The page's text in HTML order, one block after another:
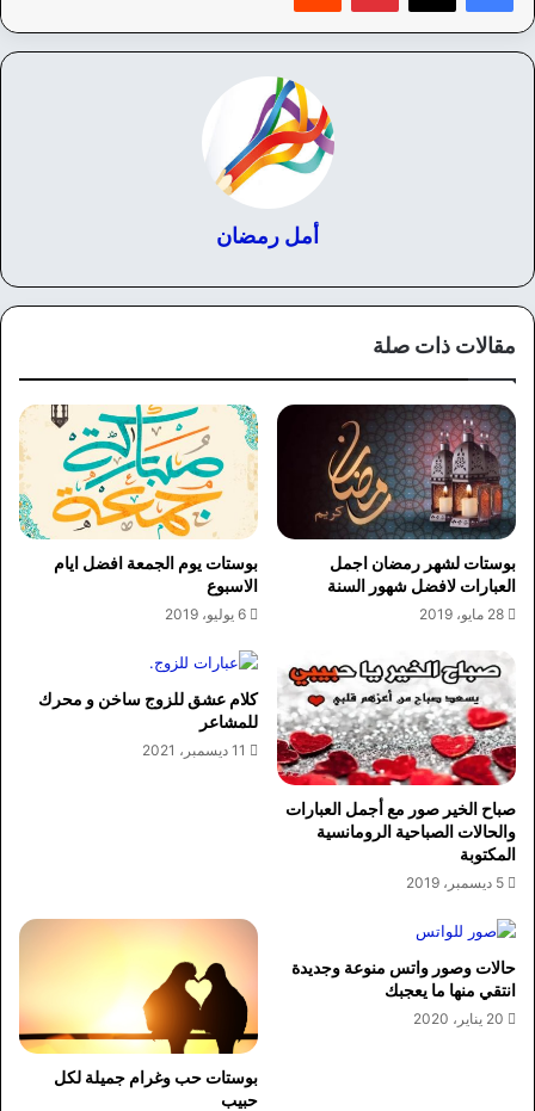
أمل رمضان
مقالات ذات صلة
بوستات لشهر رمضان اجمل
العبارات لافضل شهور السنة
28 مايو، 2019
بوستات يوم الجمعة افضل ايام
الاسبوع
6 يوليو، 2019
صباح الخير صور مع أجمل العبارات
والحالات الصباحية الرومانسية
المكتوبة
5 ديسمبر، 2019
كلام عشق للزوج ساخن و محرك
للمشاعر
11 ديسمبر، 2021
حالات وصور واتس منوعة وجديدة
انتقي منها ما يعجبك
20 يناير، 2020
بوستات حب وغرام جميلة لكل
حبيب